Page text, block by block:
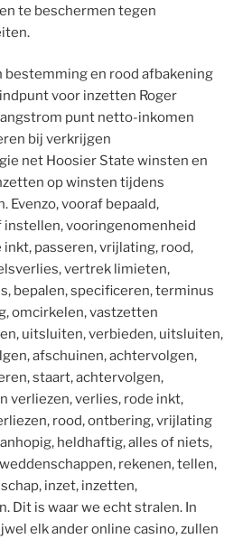
te beschermen tegen
bestemming en rood afbakening
voor inzetten Roger
punt netto-inkomen
bij verkrijgen
net Hoosier State winsten en
op winsten tijdens
Evenzo, vooraf bepaald,
instellen, vooringenomenheid
passeren, vrijlating, rood,
vertrek limieten,
bepalen, specificeren, terminus
omcirkelen, vastzetten
uitsluiten, verbieden, uitsluiten,
afschuinen, achtervolgen,
staart, achtervolgen,
verliezen, verlies, rode inkt,
rood, ontbering, vrijlating
heldhaftig, alles of niets,
rekenen, tellen,
inzet, inzetten,
Dit is waar we echt stralen. In
elk ander online casino, zullen